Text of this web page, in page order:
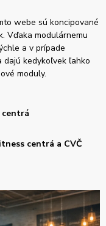
webe sú koncipované
Vďaka modulárnemu
a v prípade
dajú kedykoľvek ľahko
moduly.
centrá
centrá a CVČ